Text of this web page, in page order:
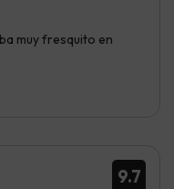
muy fresquito en
9.7